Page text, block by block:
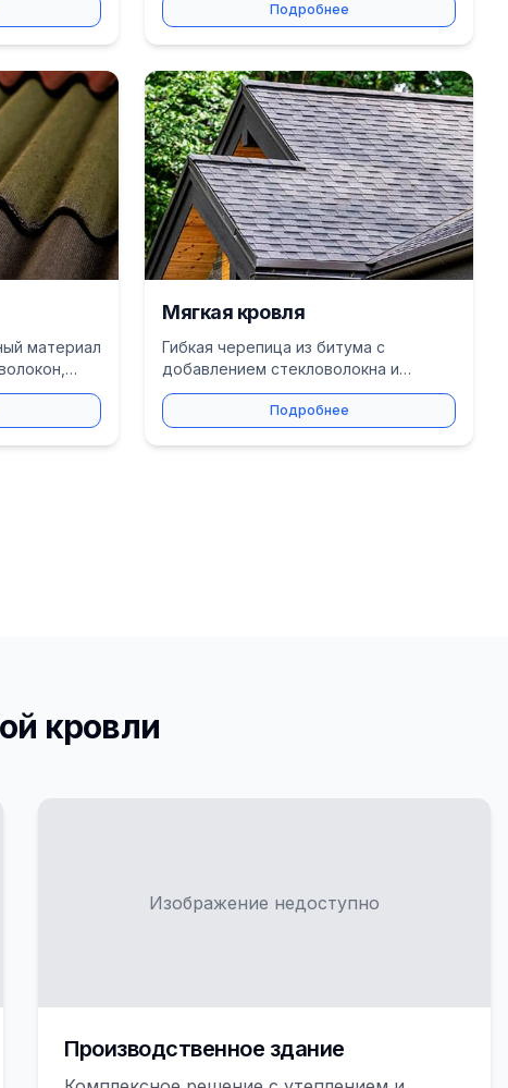
архитектурных форм.
Подробнее
материал
Мягкая кровля
Гибкая черепица из битума с
добавлением стекловолокна и
минеральной крошки. Отлично
подходит для сложных крыш.
Подробнее
кровли
Изображение недоступно
Производственное здание